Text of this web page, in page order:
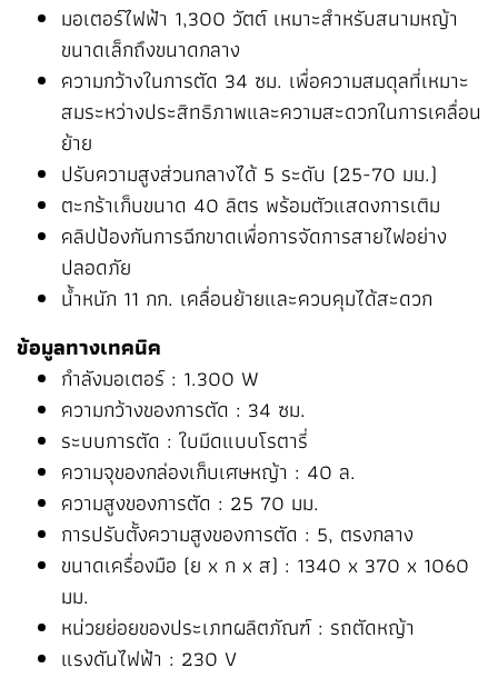
มอเตอร์ไฟฟ้า 1,300 วัตต์ เหมาะสำหรับสนามหญ้า
ขนาดเล็กถึงขนาดกลาง
ความกว้างในการตัด 34 ซม. เพื่อความสมดุลที่เหมาะ
สมระหว่างประสิทธิภาพและความสะดวกในการเคลื่อน
ย้าย
ปรับความสูงส่วนกลางได้ 5 ระดับ (25-70 มม.)
ตะกร้าเก็บขนาด 40 ลิตร พร้อมตัวแสดงการเติม
คลิปป้องกันการฉีกขาดเพื่อการจัดการสายไฟอย่าง
ปลอดภัย
น้ำหนัก 11 กก. เคลื่อนย้ายและควบคุมได้สะดวก
ข้อมูลทางเทคนิค
กำลังมอเตอร์ : 1.300 W
ความกว้างของการตัด : 34 ซม.
ระบบการตัด : ใบมีดแบบโรตารี่
ความจุของกล่องเก็บเศษหญ้า : 40 ล.
ความสูงของการตัด : 25 70 มม.
การปรับตั้งความสูงของการตัด : 5, ตรงกลาง
ขนาดเครื่องมือ (ย x ก x ส) : 1340 x 370 x 1060
มม.
หน่วยย่อยของประเภทผลิตภัณฑ์ : รถตัดหญ้า
แรงดันไฟฟ้า : 230 V